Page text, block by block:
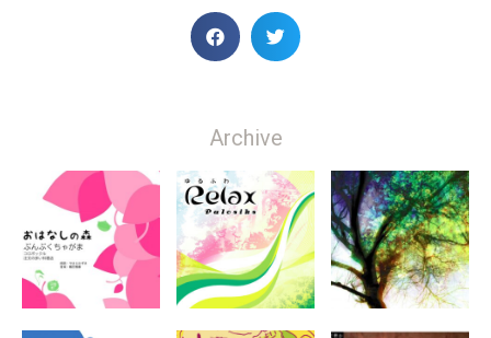
Archive